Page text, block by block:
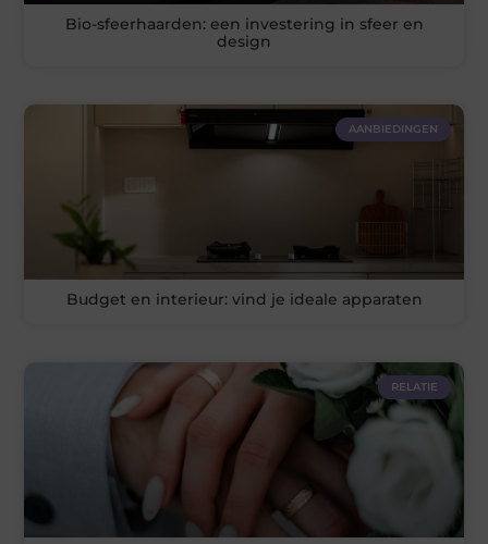
Bio-sfeerhaarden: een investering in sfeer en
design
AANBIEDINGEN
Budget en interieur: vind je ideale apparaten
RELATIE